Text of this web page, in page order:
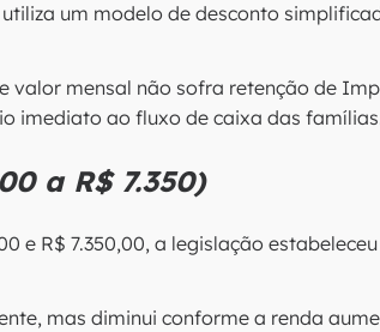
um modelo de desconto
valor mensal não sofra retenção de
imediato ao fluxo de caixa das
a R$ 7.350)
e R$ 7.350,00, a legislação
mas diminui conforme a renda